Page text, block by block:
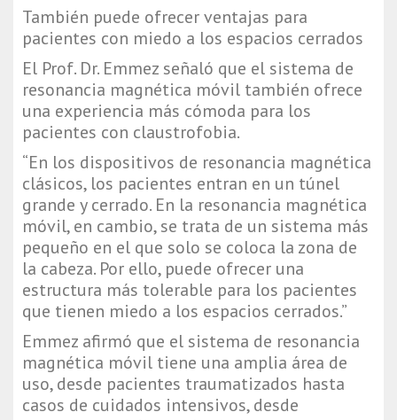
También puede ofrecer ventajas para
pacientes con miedo a los espacios cerrados
El Prof. Dr. Emmez señaló que el sistema de
resonancia magnética móvil también ofrece
una experiencia más cómoda para los
pacientes con claustrofobia.
“En los dispositivos de resonancia magnética
clásicos, los pacientes entran en un túnel
grande y cerrado. En la resonancia magnética
móvil, en cambio, se trata de un sistema más
pequeño en el que solo se coloca la zona de
la cabeza. Por ello, puede ofrecer una
estructura más tolerable para los pacientes
que tienen miedo a los espacios cerrados.”
Emmez afirmó que el sistema de resonancia
magnética móvil tiene una amplia área de
uso, desde pacientes traumatizados hasta
casos de cuidados intensivos, desde